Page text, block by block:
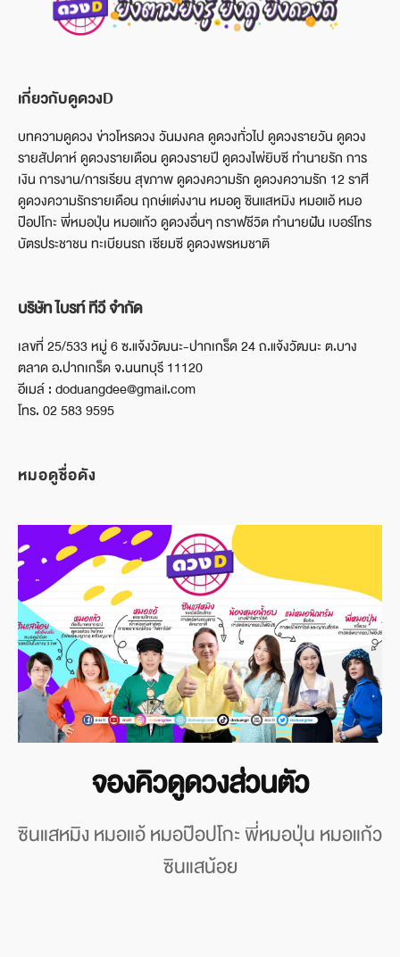
เกี่ยวกับดูดวงD
บทความดูดวง ข่าวโหรดวง วันมงคล ดูดวงทั่วไป ดูดวงรายวัน ดูดวง
รายสัปดาห์ ดูดวงรายเดือน ดูดวงรายปี ดูดวงไพ่ยิบซี ทำนายรัก การ
เงิน การงาน/การเรียน สุขภาพ ดูดวงความรัก ดูดวงความรัก 12 ราศี
ดูดวงความรักรายเดือน ฤกษ์แต่งงาน หมอดู ซินแสหมิง หมอแอ้ หมอ
ป๊อปโกะ พี่หมอปุ่น หมอแก้ว ดูดวงอื่นๆ กราฟชีวิต ทำนายฝัน เบอร์โทร
บัตรประชาชน ทะเบียนรถ เซียมซี ดูดวงพรหมชาติ
บริษัท ไบรท์ ทีวี จำกัด
เลขที่ 25/533 หมู่ 6 ซ.แจ้งวัฒนะ-ปากเกร็ด 24 ถ.แจ้งวัฒนะ ต.บาง
ตลาด อ.ปากเกร็ด จ.นนทบุรี 11120
อีเมล์ : doduangdee@gmail.com
โทร. 02 583 9595
หมอดูชื่อดัง
จองคิวดูดวงส่วนตัว
ซินแสหมิง หมอแอ้ หมอป๊อปโกะ พี่หมอปุ่น หมอแก้ว
ซินแสน้อย